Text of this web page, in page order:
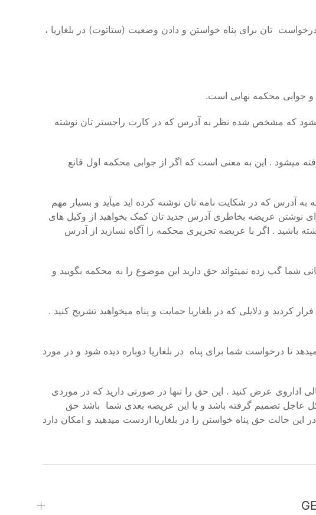
این است که به درخواست تان برای پناه خواستن و دادن وضعیت (ستاتوت) در بلغاریا ،
جوابی محکمه نهایی است.
که مشخص شده نظر به آدرس که در کارت راجستر تان نوشته
. این به معنی است که اگر از جوابی محکمه اول قانع
آدرس که در شکایت نامه تان نوشته کرده اید میآید و بسیار مهم
نوشتن عریضه بخاطری آدرس جدید تان کمک بخواهید از وکیل های
باشید . اگر با عریضه تحریری محکمه را آگاه نسازید از آدرس
شما گپ زده نمیتواند حق دارید این موضوع را به محکمه بگویید و
و دلایلی که در بلغاریا حمایت و پناه میخواهید تشریح کنید .
تا درخواست شما برای پناه در بلغاریا دوباره دیده شود و در مورد
اداروی عرض کنید . این حق را تنها در صورتی دارید که در موردی
عاجل تصمیم گرفته باشد و یا این عریضه بعدی شما باشد حق
حالت حق پناه خواستن را در بلغاریا ازدست میدهید و امکان دارد